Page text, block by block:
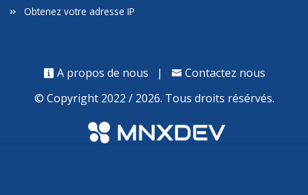
Obtenez votre adresse IP
A propos de nous |
Contactez nous
© Copyright 2022 / 2026. Tous droits résérvés.